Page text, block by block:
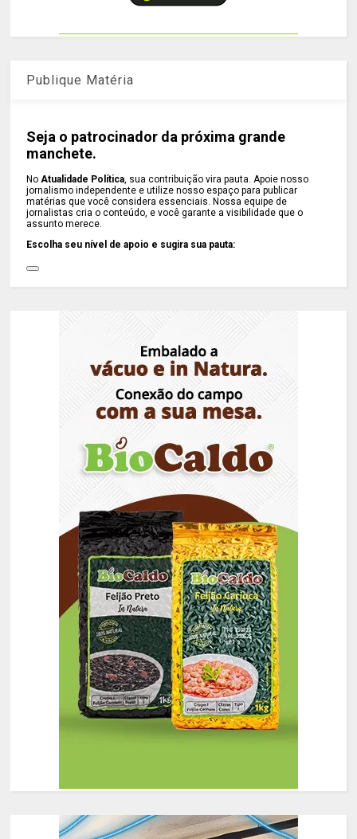
Publique Matéria
Seja o patrocinador da próxima grande
manchete.
NoAtualidade Política, sua contribuição vira pauta. Apoie nosso
jornalismo independente e utilize nosso espaço para publicar
matérias que você considera essenciais. Nossa equipe de
jornalistas cria o conteúdo, e você garante a visibilidade que o
assunto merece.
Escolha seu nível de apoio e sugira sua pauta: